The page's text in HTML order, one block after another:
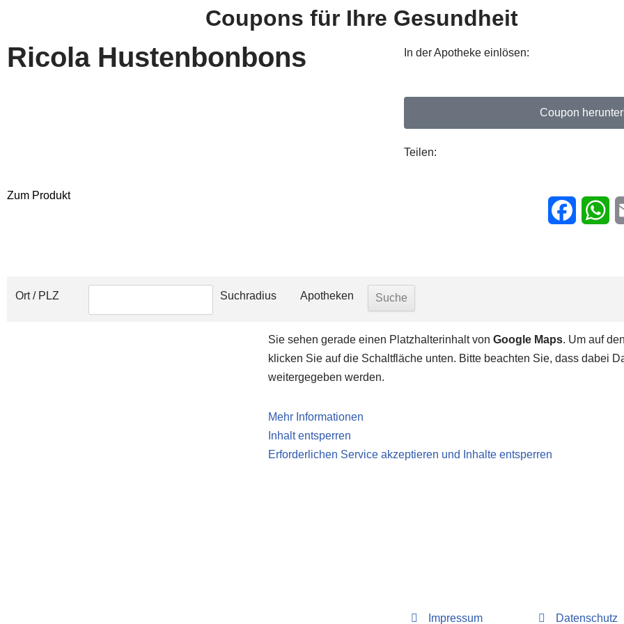
Inhalt
Coupons für Ihre Gesundheit
Ricola Hustenbonbons
Zum Produkt
In der Apotheke einlösen:
Coupon
Teilen:
Ort / PLZ Suchradius Apotheken
Sie sehen gerade einen Platzhalterinhalt vonGoogle Maps. Um auf
klicken Sie auf die Schaltfläche unten. Bitte beachten Sie, dass dabei
weitergegeben werden.
Mehr Informationen
Inhalt entsperren
Erforderlichen Service akzeptieren und Inhalte entsperren
Impressum Datenschutz